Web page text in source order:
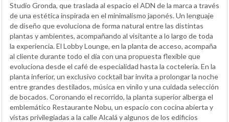
Studio Gronda, que traslada al espacio el ADN de la marca a través
de una estética inspirada en el minimalismo japonés. Un lenguaje
de diseño que evoluciona de forma natural entre las distintas
plantas y ambientes, acompañando al visitante a lo largo de toda
la experiencia. El Lobby Lounge, en la planta de acceso, acompaña
al cliente durante todo el día con una propuesta flexible que
evoluciona desde el café de especialidad hasta la coctelería. En la
planta inferior, un exclusivo cocktail bar invita a prolongar la noche
entre grandes destilados, música en vinilo y una cuidada selección
de bocados. Coronando el recorrido, la planta superior alberga el
emblemático Restaurante Nobu, un espacio con cocina abierta y
vistas privilegiadas a la calle Alcalá y algunos de los edificios